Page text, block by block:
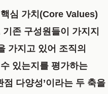
심 가치(Core Values)
존 구성원들이 가지지
가지고 있어 조직의
있는지를 평가하는
점 다양성’이라는 두 축을